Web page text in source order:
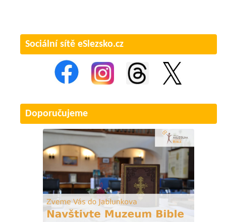
Sociální sítě eSlezsko.cz
Doporučujeme